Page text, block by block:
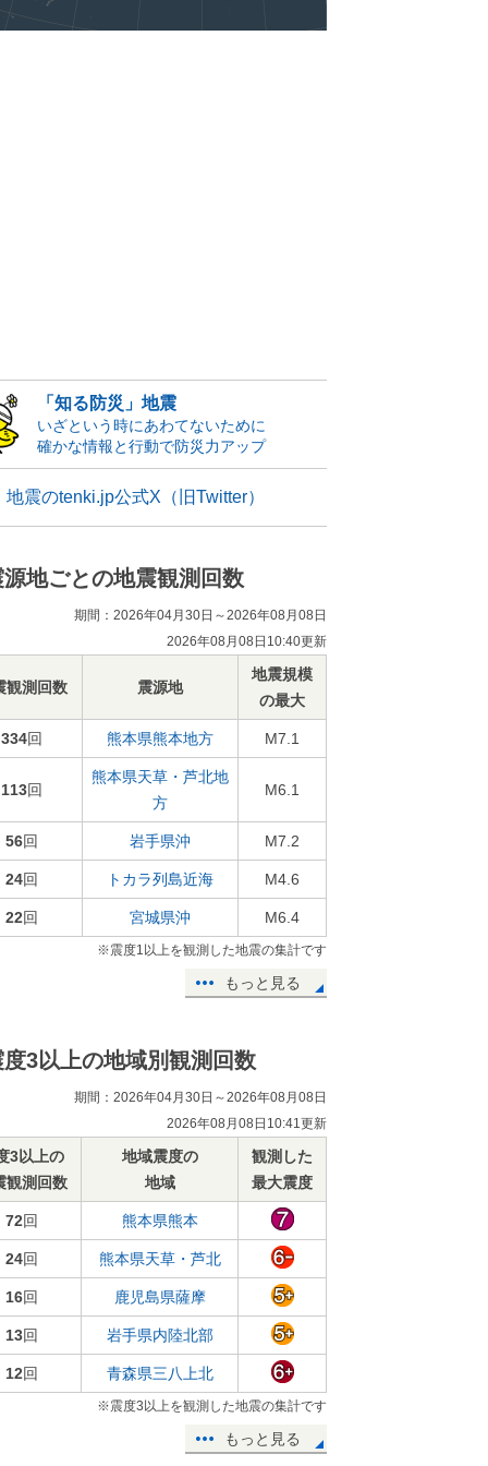
「知る防災」地震
いざという時にあわてないために
確かな情報と行動で防災力アップ
地震のtenki.jp公式X（旧Twitter）
源地ごとの地震観測回数
期間：2026年04月30日～2026年08月08日
2026年08月08日10:40更新
観測回数 震源地
地震規模
の最大
334回 熊本県熊本地方 M7.1
113回
熊本県天草・芦北地
方
M6.1
56回 岩手県沖 M7.2
24回 トカラ列島近海 M4.6
22回 宮城県沖 M6.4
※震度1以上を観測した地震の集計です
もっと見る
度3以上の地域別観測回数
期間：2026年04月30日～2026年08月08日
2026年08月08日10:41更新
3以上の
観測回数
地域震度の
地域
観測した
最大震度
72回 熊本県熊本
24回 熊本県天草・芦北
16回 鹿児島県薩摩
13回 岩手県内陸北部
12回 青森県三八上北
※震度3以上を観測した地震の集計です
もっと見る